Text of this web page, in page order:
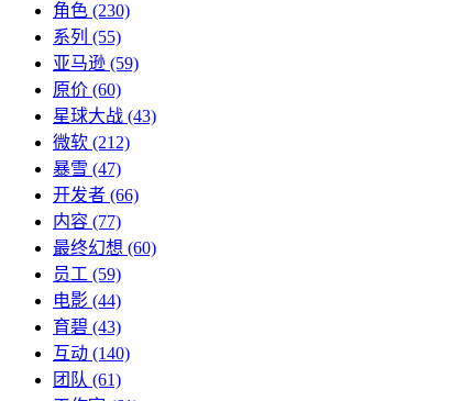
角色 (230)
系列 (55)
亚马逊 (59)
原价 (60)
星球大战 (43)
微软 (212)
暴雪 (47)
开发者 (66)
内容 (77)
最终幻想 (60)
员工 (59)
电影 (44)
育碧 (43)
互动 (140)
团队 (61)